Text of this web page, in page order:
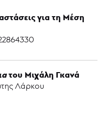
για τη Μέση
του Μιχάλη Γκανά
Λάρκου